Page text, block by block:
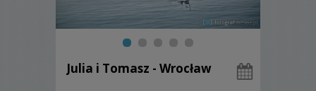
Julia i Tomasz - Wrocław